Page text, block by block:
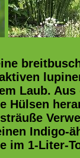
Laub.
Hülsen
Indigo-
im 1-Liter-